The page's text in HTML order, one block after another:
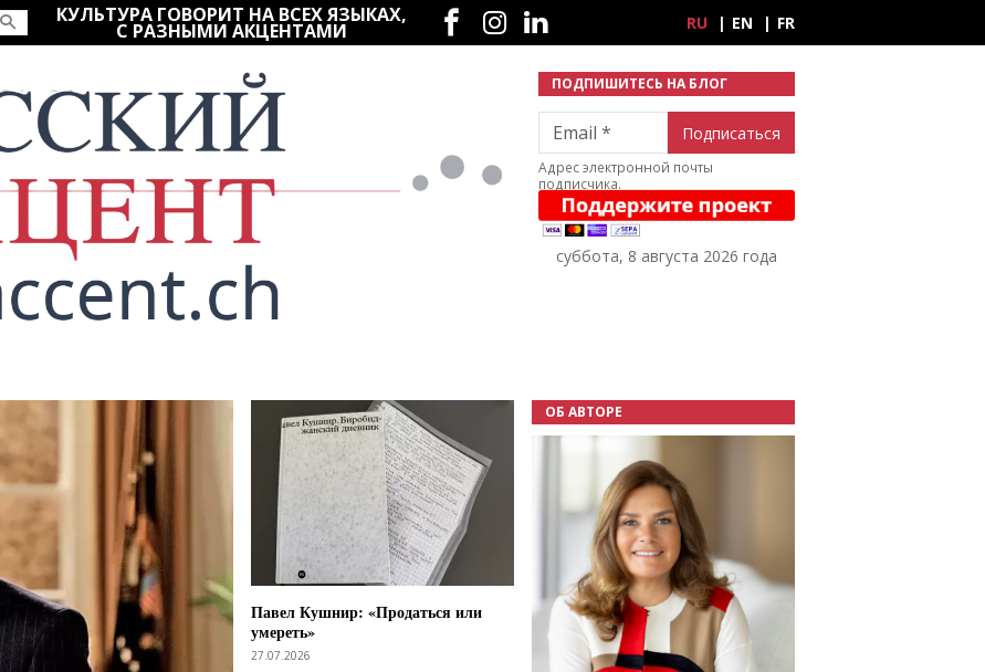
КУЛЬТУРА ГОВОРИТ НА ВСЕХ ЯЗЫКАХ,
С РАЗНЫМИ АКЦЕНТАМИ
Социальные сети
RU EN FR
ПОДПИШИТЕСЬ НА БЛОГ
Email
Адрес электронной почты
подписчика.
суббота, 8 августа 2026 года
Павел Кушнир: «Продаться или
умереть»
27.07.2026
ОБ АВТОРЕ